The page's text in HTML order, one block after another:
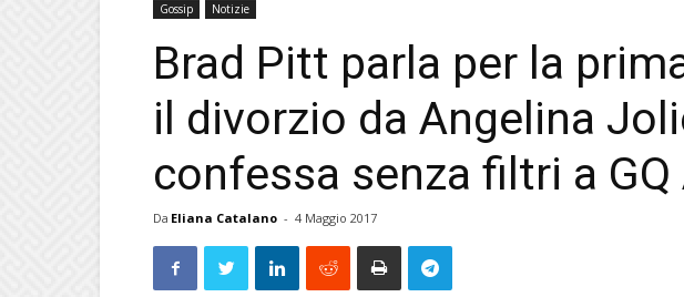
Gossip Notizie
Brad Pitt parla per la
il divorzio da Angelina
confessa senza filtri a GQ
Da Eliana Catalano - 4 Maggio 2017